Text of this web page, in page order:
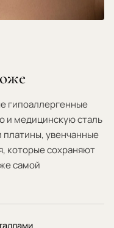
гипоаллергенные
и медицинскую сталь
платины, увенчанные
которые сохраняют
самой